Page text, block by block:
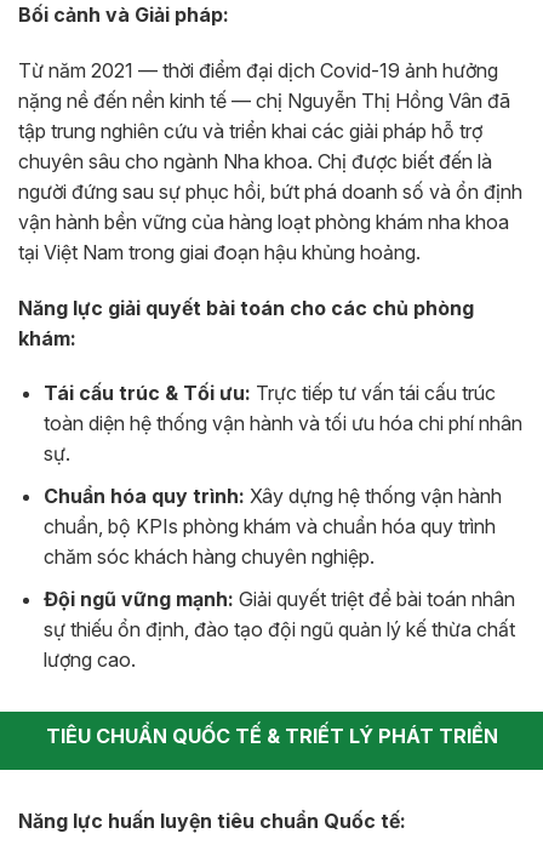
Bối cảnh và Giải pháp:
Từ năm 2021 — thời điểm đại dịch Covid-19 ảnh hưởng
nặng nề đến nền kinh tế — chị Nguyễn Thị Hồng Vân đã
tập trung nghiên cứu và triển khai các giải pháp hỗ trợ
chuyên sâu cho ngành Nha khoa. Chị được biết đến là
người đứng sau sự phục hồi, bứt phá doanh số và ổn định
vận hành bền vững của hàng loạt phòng khám nha khoa
tại Việt Nam trong giai đoạn hậu khủng hoảng.
Năng lực giải quyết bài toán cho các chủ phòng
khám:
Tái cấu trúc & Tối ưu: Trực tiếp tư vấn tái cấu trúc
toàn diện hệ thống vận hành và tối ưu hóa chi phí nhân
sự.
Chuẩn hóa quy trình: Xây dựng hệ thống vận hành
chuẩn, bộ KPIs phòng khám và chuẩn hóa quy trình
chăm sóc khách hàng chuyên nghiệp.
Đội ngũ vững mạnh: Giải quyết triệt để bài toán nhân
sự thiếu ổn định, đào tạo đội ngũ quản lý kế thừa chất
lượng cao.
TIÊU CHUẨN QUỐC TẾ & TRIẾT LÝ PHÁT TRIỂN
Năng lực huấn luyện tiêu chuẩn Quốc tế: